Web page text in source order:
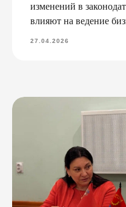
изменений в
влияют на ведение
27.04.2026